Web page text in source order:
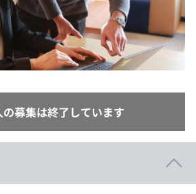
の募集は終了しています